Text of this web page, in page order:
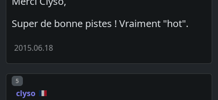
Super de bonne pistes ! Vraiment "hot".
2015.06.18
Post number
5
clyso